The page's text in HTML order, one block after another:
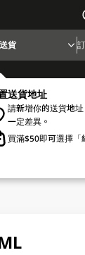
貨
送貨地址
請新增你的送貨地
一定差異。
買滿$50即可選擇「